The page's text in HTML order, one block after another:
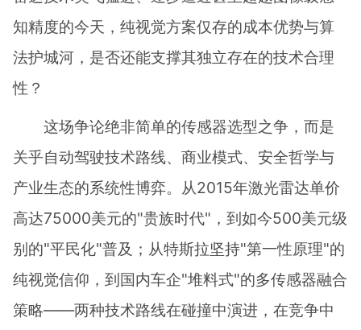
知精度的今天，纯视觉方案仅存的成本优势与算
法护城河，是否还能支撑其独立存在的技术合理
性？
这场争论绝非简单的传感器选型之争，而是
关乎自动驾驶技术路线、商业模式、安全哲学与
产业生态的系统性博弈。从2015年激光雷达单价
高达75000美元的"贵族时代"，到如今500美元级
别的"平民化"普及；从特斯拉坚持"第一性原理"的
纯视觉信仰，到国内车企"堆料式"的多传感器融合
策略——两种技术路线在碰撞中演进，在竞争中